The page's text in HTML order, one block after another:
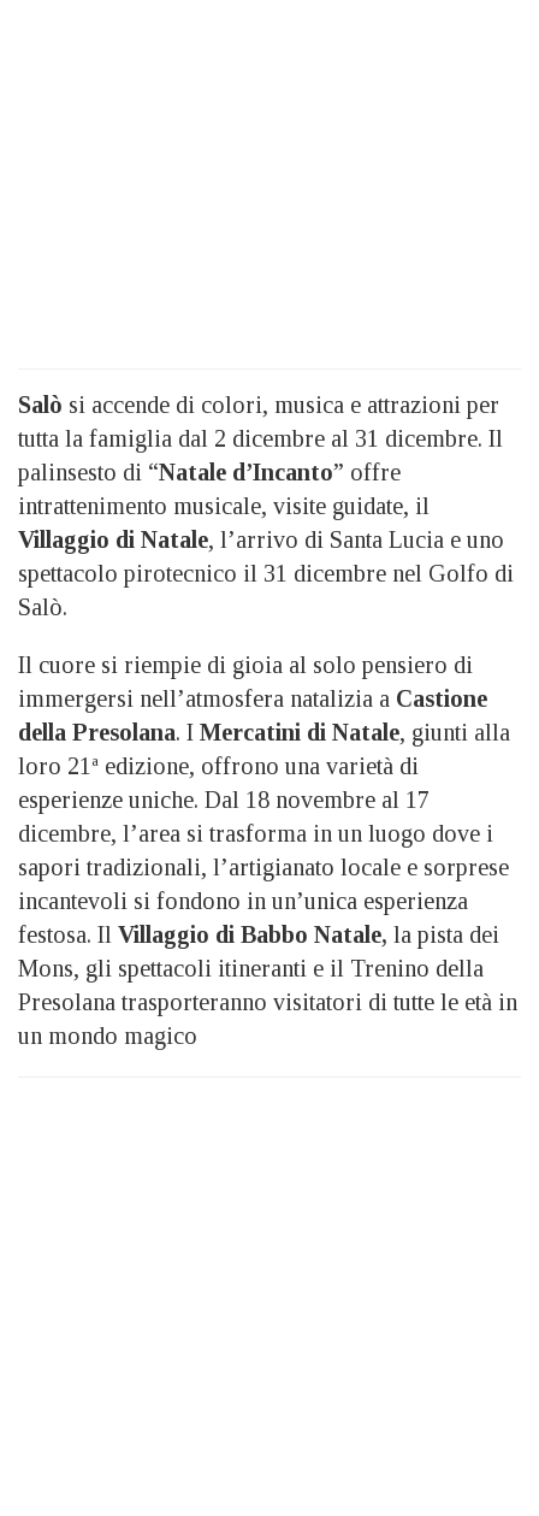
Salò si accende di colori, musica e attrazioni per
tutta la famiglia dal 2 dicembre al 31 dicembre. Il
palinsesto di “Natale d’Incanto” offre
intrattenimento musicale, visite guidate, il
Villaggio di Natale, l’arrivo di Santa Lucia e uno
spettacolo pirotecnico il 31 dicembre nel Golfo di
Salò.
Il cuore si riempie di gioia al solo pensiero di
immergersi nell’atmosfera natalizia a Castione
della Presolana. I Mercatini di Natale, giunti alla
loro 21ª edizione, offrono una varietà di
esperienze uniche. Dal 18 novembre al 17
dicembre, l’area si trasforma in un luogo dove i
sapori tradizionali, l’artigianato locale e sorprese
incantevoli si fondono in un’unica esperienza
festosa. Il Villaggio di Babbo Natale, la pista dei
Mons, gli spettacoli itineranti e il Trenino della
Presolana trasporteranno visitatori di tutte le età in
un mondo magico